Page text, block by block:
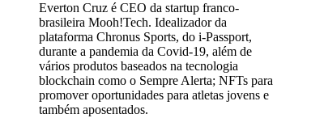
Everton Cruz é CEO da startup franco-
brasileira Mooh!Tech. Idealizador da
plataforma Chronus Sports, do i-Passport,
durante a pandemia da Covid-19, além de
vários produtos baseados na tecnologia
blockchain como o Sempre Alerta; NFTs para
promover oportunidades para atletas jovens e
também aposentados.